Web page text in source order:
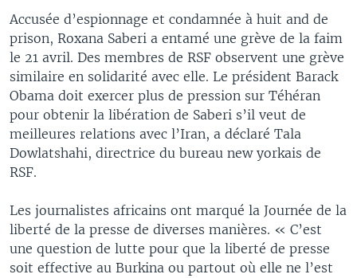
Accusée d’espionnage et condamnée à huit and de
prison, Roxana Saberi a entamé une grève de la faim
le 21 avril. Des membres de RSF observent une grève
similaire en solidarité avec elle. Le président Barack
Obama doit exercer plus de pression sur Téhéran
pour obtenir la libération de Saberi s’il veut de
meilleures relations avec l’Iran, a déclaré Tala
Dowlatshahi, directrice du bureau new yorkais de
RSF.
Les journalistes africains ont marqué la Journée de la
liberté de la presse de diverses manières. « C’est
une question de lutte pour que la liberté de presse
soit effective au Burkina ou partout où elle ne l’est